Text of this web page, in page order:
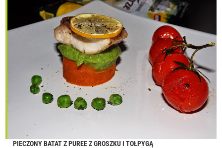
PIECZONY BATAT Z PUREE Z GROSZKU I TOŁPYGĄ